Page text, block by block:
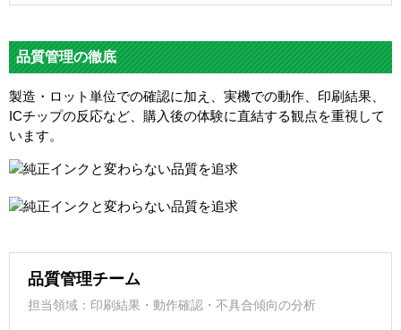
品質管理の徹底
製造・ロット単位での確認に加え、実機での動作、印刷結果、
ICチップの反応など、購入後の体験に直結する観点を重視して
います。
品質管理チーム
担当領域：印刷結果・動作確認・不具合傾向の分析